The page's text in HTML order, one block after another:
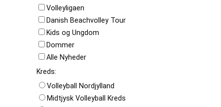
Volleyligaen
Danish Beachvolley Tour
Kids og Ungdom
Dommer
Alle Nyheder
Kreds:
Volleyball Nordjylland
Midtjysk Volleyball Kreds